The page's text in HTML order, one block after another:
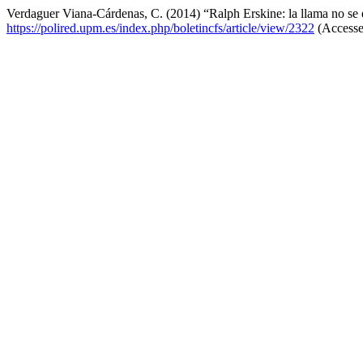
Verdaguer Viana-Cárdenas, C. (2014) “Ralph Erskine: la llama no
https://polired.upm.es/index.php/boletincfs/article/view/2322